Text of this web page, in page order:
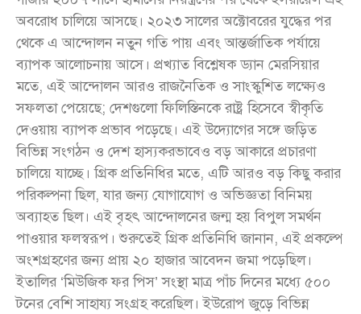
অবরোধ চালিয়ে আসছে। ২০২৩ সালের অক্টোবরের যুদ্ধের পর
থেকে এ আন্দোলন নতুন গতি পায় এবং আন্তর্জাতিক পর্যায়ে
ব্যাপক আলোচনায় আসে। প্রখ্যাত বিশ্লেষক ড্যান মেরসিয়ার
মতে, এই আন্দোলন আরও রাজনৈতিক ও সাংস্কুশিত লক্ষ্যেও
সফলতা পেয়েছে; দেশগুলো ফিলিস্তিনকে রাষ্ট্র হিসেবে স্বীকৃতি
দেওয়ায় ব্যাপক প্রভাব পড়েছে। এই উদ্যোগের সঙ্গে জড়িত
বিভিন্ন সংগঠন ও দেশ হাস্যকরভাবেও বড় আকারে প্রচারণা
চালিয়ে যাচ্ছে। গ্রিক প্রতিনিধির মতে, এটি আরও বড় কিছু করার
পরিকল্পনা ছিল, যার জন্য যোগাযোগ ও অভিজ্ঞতা বিনিময়
অব্যাহত ছিল। এই বৃহৎ আন্দোলনের জন্ম হয় বিপুল সমর্থন
পাওয়ার ফলস্বরূপ। শুরুতেই গ্রিক প্রতিনিধি জানান, এই প্রকল্পে
অংশগ্রহণের জন্য প্রায় ২০ হাজার আবেদন জমা পড়েছিল।
ইতালির ‘মিউজিক ফর পিস’ সংস্থা মাত্র পাঁচ দিনের মধ্যে ৫০০
টনের বেশি সাহায্য সংগ্রহ করেছিল। ইউরোপ জুড়ে বিভিন্ন